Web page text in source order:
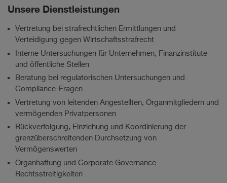
Unsere Dienstleistungen
Vertretung bei strafrechtlichen Ermittlungen und
Verteidigung gegen Wirtschaftsstrafrecht
Interne Untersuchungen für Unternehmen, Finanzinstitute
und öffentliche Stellen
Beratung bei regulatorischen Untersuchungen und
Compliance-Fragen
Vertretung von leitenden Angestellten, Organmitgliedern und
vermögenden Privatpersonen
Rückverfolgung, Einziehung und Koordinierung der
grenzüberschreitenden Durchsetzung von
Vermögenswerten
Organhaftung und Corporate Governance-
Rechtsstreitigkeiten